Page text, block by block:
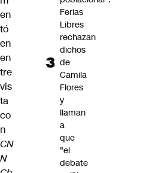
en
tó
en
en
tre
vis
ta
co
n
CN
N
Ferias
Libres
rechazan
dichos
de
Camila
Flores
y
llaman
a
que
"el
debate